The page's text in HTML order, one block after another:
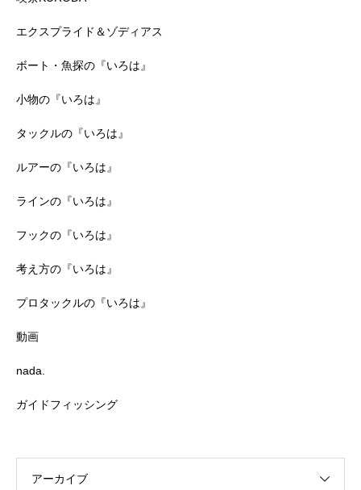
エクスプライド＆ゾディアス
ボート・魚探の『いろは』
小物の『いろは』
タックルの『いろは』
ルアーの『いろは』
ラインの『いろは』
フックの『いろは』
考え方の『いろは』
プロタックルの『いろは』
動画
nada.
ガイドフィッシング
アーカイブ